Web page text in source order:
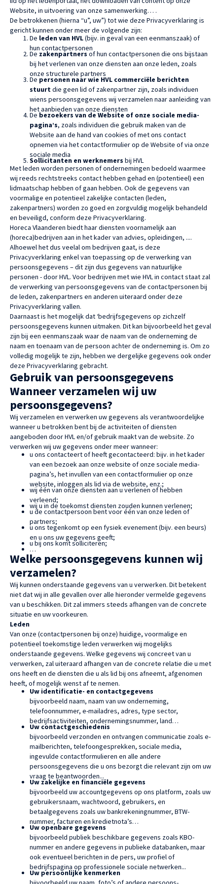
Website, in uitvoering van onze samenwerking… .
De betrokkenen (hierna “u”, uw”) tot wie deze Privacyverklaring is
gericht kunnen onder meer de volgende zijn:
De leden van HVL(bijv. in geval van een eenmanszaak) of
hun contactpersonen
De zakenpartners of hun contactpersonen die ons bijstaan
bij het verlenen van onze diensten aan onze leden, zoals
onze structurele partners
De personen naar wie HVL commerciële berichten
stuurtdie geen lid of zakenpartner zijn, zoals individuen
wiens persoonsgegevens wij verzamelen naar aanleiding van
het aanbieden van onze diensten
De bezoekers van de Website of onze sociale media-
pagina’s, zoals individuen die gebruik maken van de
Website aan de hand van cookies of met ons contact
opnemen via het contactformulier op de Website of via onze
sociale media
Sollicitanten en werknemers bij HVL
Met leden worden personen of ondernemingen bedoeld waarmee
wij reeds rechtstreeks contact hebben gehad en (potentieel) een
lidmaatschap hebben of gaan hebben. Ook de gegevens van
voormalige en potentieel zakelijke contacten (leden,
zakenpartners) worden zo goed en zorgvuldig mogelijk behandeld
en beveiligd, conform deze Privacyverklaring.
Horeca Vlaanderen biedt haar diensten voornamelijk aan
(horeca)bedrijven aan in het kader van advies, opleidingen, ....
Alhoewel het dus veelal om bedrijven gaat, is deze
Privacyverklaring enkel van toepassing op de verwerking van
persoonsgegevens – dit zijn dus gegevens van natuurlijke
personen - door HVL. Voor bedrijven met wie HVL in contact staat zal
de verwerking van persoonsgegevens van de contactpersonen bij
de leden, zakenpartners en anderen uiteraard onder deze
Privacyverklaring vallen.
Daarnaast is het mogelijk dat ‘bedrijfsgegevens op zichzelf
persoonsgegevens kunnen uitmaken. Dit kan bijvoorbeeld het geval
zijn bij een eenmanszaak waar de naam van de onderneming de
naam en toenaam van de persoon achter de onderneming is. Om zo
volledig mogelijk te zijn, hebben we dergelijke gegevens ook onder
deze Privacyverklaring gebracht.
Gebruik van persoonsgegevens
Wanneer verzamelen wij uw
persoonsgegevens?
Wij verzamelen en verwerken uw gegevens als verantwoordelijke
wanneer u betrokken bent bij de activiteiten of diensten
aangeboden door HVL en/of gebruik maakt van de website. Zo
verwerken wij uw gegevens onder meer wanneer:
u ons contacteert of heeft gecontacteerd: bijv. in het kader
van een bezoek aan onze website of onze sociale media-
pagina’s, het invullen van een contactformulier op onze
website, inloggen als lid via de website, enz.;
wij één van onze diensten aan u verlenen of hebben
verleend;
wij u in de toekomst diensten zouden kunnen verlenen;
u de contactpersoon bent voor één van onze leden of
partners;
u ons tegenkomt op een fysiek evenement (bijv. een beurs)
en u ons uw gegevens geeft;
u bij ons komt solliciteren;
…
Welke persoonsgegevens kunnen wij
verzamelen?
Wij kunnen onderstaande gegevens van u verwerken. Dit betekent
niet dat wij in alle gevallen over alle hieronder vermelde gegevens
van u beschikken. Dit zal immers steeds afhangen van de concrete
situatie en uw voorkeuren.
Leden
Van onze (contactpersonen bij onze) huidige, voormalige en
potentieel toekomstige leden verwerken wij mogelijks
onderstaande gegevens. Welke gegevens wij concreet van u
verwerken, zal uiteraard afhangen van de concrete relatie die u met
ons heeft en de diensten die u als lid bij ons afneemt, afgenomen
heeft, of mogelijk wenst af te nemen.
Uw identificatie- en contactgegevens
bijvoorbeeld naam, naam van uw onderneming,
telefoonnummer, e-mailadres, adres, type sector,
bedrijfsactiviteiten, ondernemingsnummer, land…
Uw contactgeschiedenis
bijvoorbeeld verzonden en ontvangen communicatie zoals e-
mailberichten, telefoongesprekken, sociale media,
ingevulde contactformulieren en alle andere
persoonsgegevens die u ons bezorgt die relevant zijn om uw
vraag te beantwoorden...
Uw zakelijke en financiële gegevens
bijvoorbeeld uw accountgegevens op ons platform, zoals uw
gebruikersnaam, wachtwoord, gebruikers, en
betaalgegevens zoals uw bankrekeningnummer, BTW-
nummer, facturen en kredietnota’s…
Uw openbare gegevens
bijvoorbeeld publiek beschikbare gegevens zoals KBO-
nummer en andere gegevens in publieke databanken, maar
ook eventueel berichten in de pers, uw profiel of
bedrijfspagina op professionele sociale netwerken...
Uw persoonlijke kenmerken